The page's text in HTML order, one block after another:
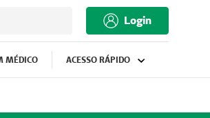
Login
MÉDICO ACESSO RÁPIDO